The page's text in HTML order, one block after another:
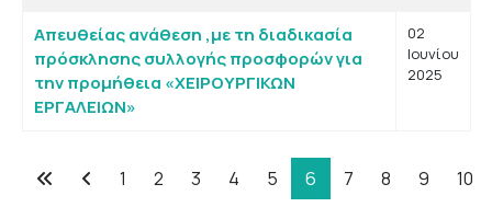
Απευθείας ανάθεση ,με τη διαδικασία
πρόσκλησης συλλογής προσφορών για
την προμήθεια «ΧΕΙΡΟΥΡΓΙΚΩΝ
ΕΡΓΑΛΕΙΩΝ»
02
Ιουνίου
2025
Σελίδα 6 από 102
1 2 3 4 5 6 7 8 9 10